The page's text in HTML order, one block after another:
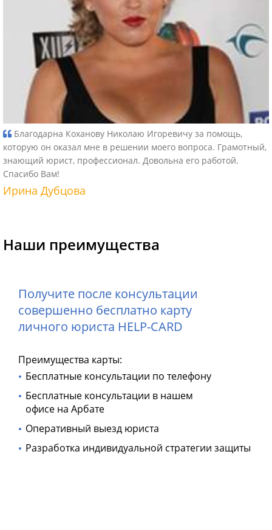
Благодарна Коханову Николаю Игоревичу за помощь,
которую он оказал мне в решении моего вопроса. Грамотный,
знающий юрист, профессионал. Довольна его работой.
Спасибо Вам!
Ирина Дубцова
Наши преимущества
Получите после консультации
совершенно бесплатно карту
личного юриста HELP-CARD
Преимущества карты:
Бесплатные консультации по телефону
Бесплатные консультации в нашем
офисе на Арбате
Оперативный выезд юриста
Разработка индивидуальной стратегии защиты